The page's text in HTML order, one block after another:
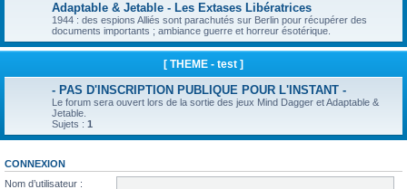
Adaptable & Jetable - Les Extases Libératrices
1944 : des espions Alliés sont parachutés sur Berlin pour récupérer des
documents importants ; ambiance guerre et horreur ésotérique.
[ THEME - test ]
- PAS D'INSCRIPTION PUBLIQUE POUR L'INSTANT -
Le forum sera ouvert lors de la sortie des jeux Mind Dagger et Adaptable &
Jetable.
Sujets : 1
CONNEXION
Nom d’utilisateur :